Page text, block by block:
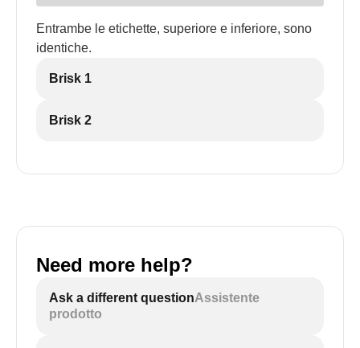
Entrambe le etichette, superiore e inferiore, sono
identiche.
Brisk 1
Brisk 2
Need more help?
Ask a different questionAssistente
prodotto